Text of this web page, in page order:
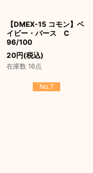
【DMEX-15 コモン】ベ
イビー・バース C
96/100
20円(税込)
在庫数 16点
No.7